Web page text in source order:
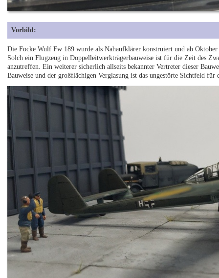
Vorbild:
Die Focke Wulf Fw 189 wurde als Nahaufklärer konstruiert und ab
Solch ein Flugzeug in Doppelleitwerkträgerbauweise ist für die Zeit des
anzutreffen. Ein weiterer sicherlich allseits bekannter Vertreter dieser
Bauweise und der großflächigen Verglasung ist das ungestörte Sichtfeld für